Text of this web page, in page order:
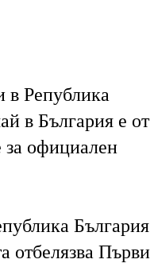
в Република
в България е от
за официален
България
отбелязва Първи